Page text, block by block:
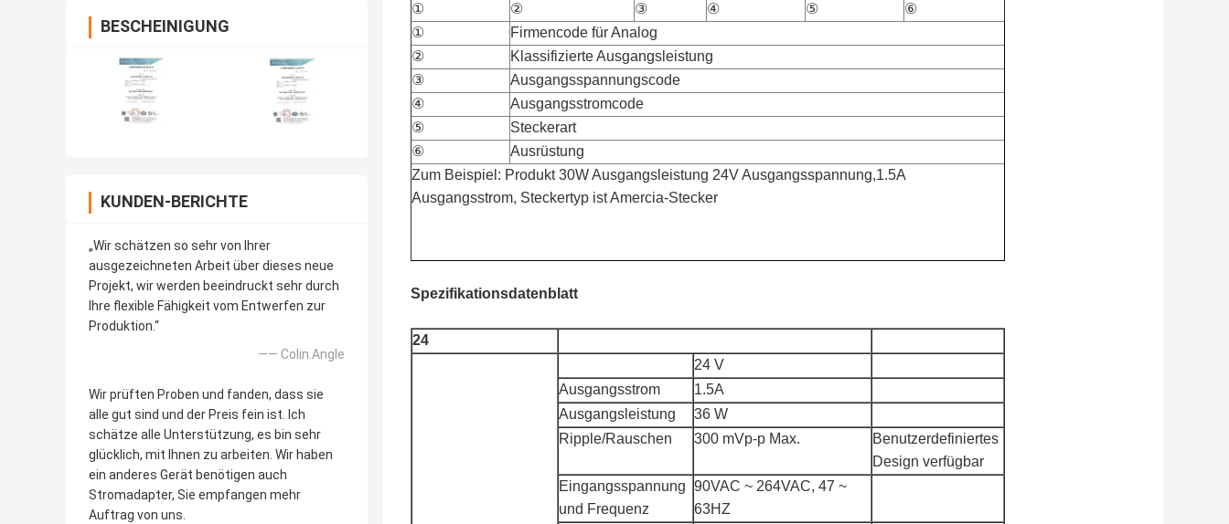
BESCHEINIGUNG
KUNDEN-BERICHTE
„Wir schätzen so sehr von Ihrer
ausgezeichneten Arbeit über dieses neue
Projekt, wir werden beeindruckt sehr durch
Ihre flexible Fähigkeit vom Entwerfen zur
Produktion.“
—— Colin.Angle
Wir prüften Proben und fanden, dass sie
alle gut sind und der Preis fein ist. Ich
schätze alle Unterstützung, es bin sehr
glücklich, mit Ihnen zu arbeiten. Wir haben
ein anderes Gerät benötigen auch
Stromadapter, Sie empfangen mehr
Auftrag von uns.
①
② ③ ④ ⑤
⑥
①
Firmencode für Analog
②
Klassifizierte Ausgangsleistung
③
Ausgangsspannungscode
④
Ausgangsstromcode
⑤
Steckerart
⑥
Ausrüstung
Zum Beispiel: Produkt 30W Ausgangsleistung 24V Ausgangsspannung,1.5A
Ausgangsstrom, Steckertyp ist Amercia-Stecker
Spezifikationsdatenblatt
24
24 V
Ausgangsstrom
1.5A
Ausgangsleistung
36 W
Ripple/Rauschen
300 mVp-p Max.
Benutzerdefiniertes
Design verfügbar
Eingangsspannung
und Frequenz
90VAC ~ 264VAC, 47 ~
63HZ